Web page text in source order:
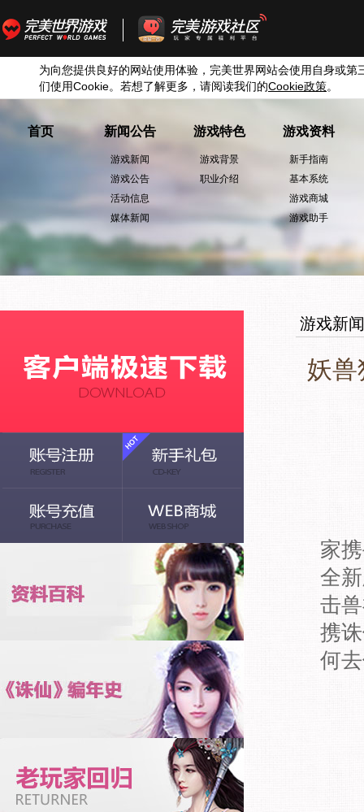
为向您提供良好的网站使用体验，完美世界网站会使用自身或第
们使用Cookie。若想了解更多，请阅读我们的Cookie政策。
首页 新闻公告
游戏新闻
游戏公告
活动信息
媒体新闻
游戏特色
游戏背景
职业介绍
游戏资料
新手指南
基本系统
游戏商城
游戏助手
游戏新闻
妖兽
家
全
击
携
何